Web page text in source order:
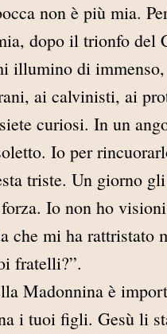
non è più mia.
dopo il trionfo del
illumino di
ai calvinisti, ai
curiosi. In un
Io per
triste. Un giorno
Io non ho
che mi ha rattristato
fratelli?”.
Madonnina è
i tuoi figli. Gesù li